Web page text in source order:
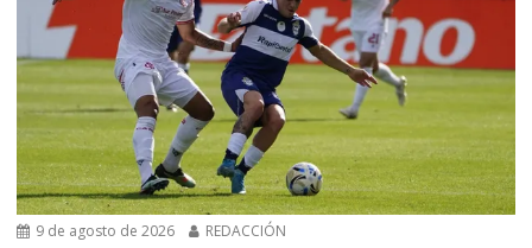
9 de agosto de 2026 REDACCIÓN